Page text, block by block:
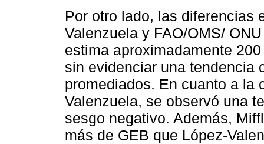
Por otro lado, las diferencias
Valenzuela y FAO/OMS/
estima aproximadamente
sin evidenciar una tendencia
promediados. En cuanto a la
Valenzuela, se observó una
sesgo negativo. Además,
más de GEB que López-